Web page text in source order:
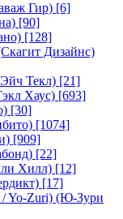
Гир) [6]
[90]
[128]
Дизайнс)
Текл) [21]
Хаус) [693]
[30]
[1074]
[909]
[22]
Хилл) [12]
[17]
Yo-Zuri) (Ю-Зури